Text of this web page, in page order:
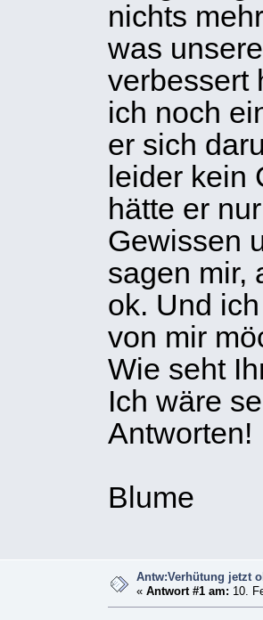
nichts
was
verbessert
ich noch
er sich
leider kein
hätte er
Gewissen
sagen mir,
ok. Und
von mir
Wie seht
Ich wäre
Antworten!
Blume
Antw:Verhütung jetzt
«Antwort #1 am: 10.